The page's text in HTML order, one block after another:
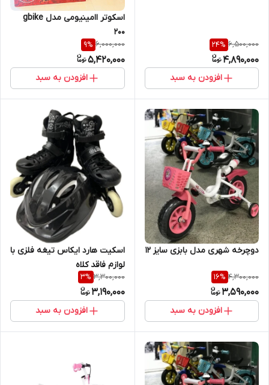
6,500,000
24%
4,890,000
افزودن به سبد
اسکوتر اامینیومی مدل gbike
200
6,000,000
9%
5,420,000
افزودن به سبد
دوچرخه شهری مدل بابزی سایز 12
4,300,000
16%
3,590,000
افزودن به سبد
اسکیت هارد ایکاس تیغه فلزی با
لوازم فاقد کلاه
3,300,000
3%
3,190,000
افزودن به سبد